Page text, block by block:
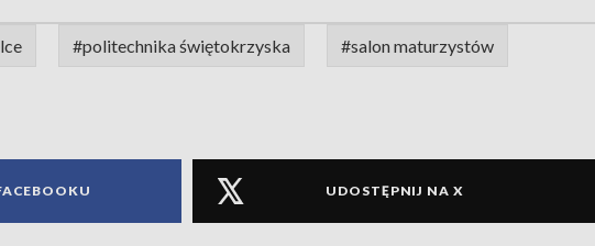
#politechnika świętokrzyska #salon maturzystów
UDOSTĘPNIJ NA X